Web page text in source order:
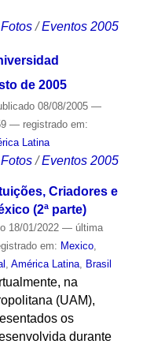
Fotos /Eventos 2005
de 2005
08/08/2005 —
— registrado em:
Latina
Fotos /Eventos 2005
Criadores e
(2ª parte)
18/01/2022 — última
em: Mexico,
América Latina, Brasil
na
(UAM),
os
durante